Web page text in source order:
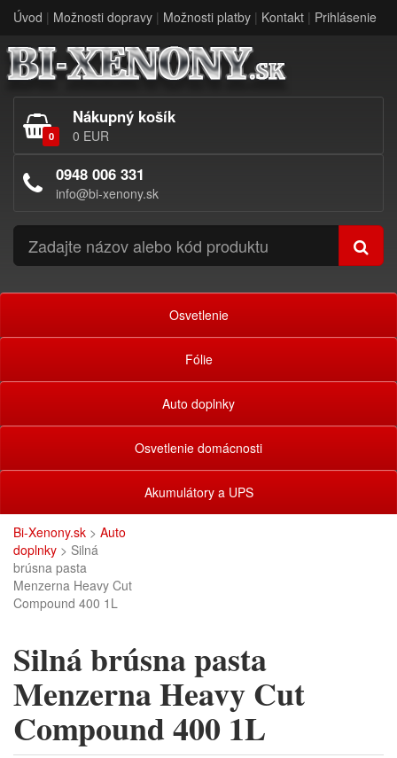
Úvod | Možnosti dopravy | Možnosti platby | Kontakt | Prihlásenie
0
Nákupný košík
0 EUR
0948 006 331
info@bi-xenony.sk
Osvetlenie
Fólie
Auto doplnky
Osvetlenie domácnosti
Akumulátory a UPS
Bi-Xenony.sk > Auto
doplnky > Silná
brúsna pasta
Menzerna Heavy Cut
Compound 400 1L
Silná brúsna pasta
Menzerna Heavy Cut
Compound 400 1L